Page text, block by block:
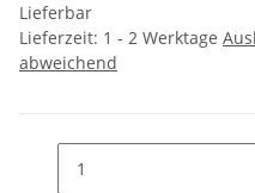
Lieferbar
Lieferzeit: 1 - 2 Werktage
abweichend